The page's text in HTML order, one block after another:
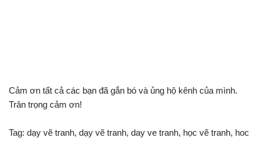
Cảm ơn tất cả các bạn đã gắn bó và ủng hộ kênh của mình.
Trân trọng cảm ơn!
Tag: dạy vẽ tranh, dạy vẽ tranh, day ve tranh, học vẽ tranh, hoc